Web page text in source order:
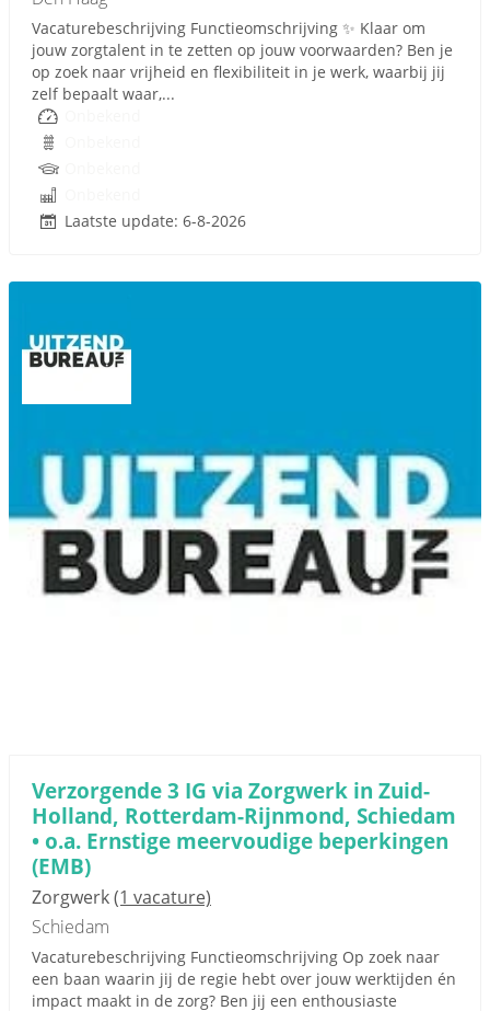
Vacaturebeschrijving Functieomschrijving ✨ Klaar om
jouw zorgtalent in te zetten op jouw voorwaarden? Ben je
op zoek naar vrijheid en flexibiliteit in je werk, waarbij jij
zelf bepaalt waar,...
Laatste update: 6-8-2026
Verzorgende 3 IG via Zorgwerk in Zuid-
Holland, Rotterdam-Rijnmond, Schiedam
• o.a. Ernstige meervoudige beperkingen
(EMB)
Zorgwerk(1 vacature)
Schiedam
Vacaturebeschrijving Functieomschrijving Op zoek naar
een baan waarin jij de regie hebt over jouw werktijden én
impact maakt in de zorg? Ben jij een enthousiaste